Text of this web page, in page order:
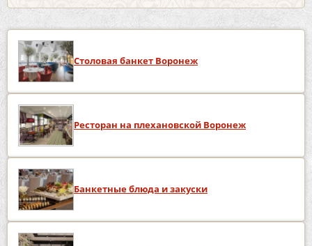
Столовая банкет Воронеж
Ресторан на плехановской Воронеж
Банкетные блюда и закуски